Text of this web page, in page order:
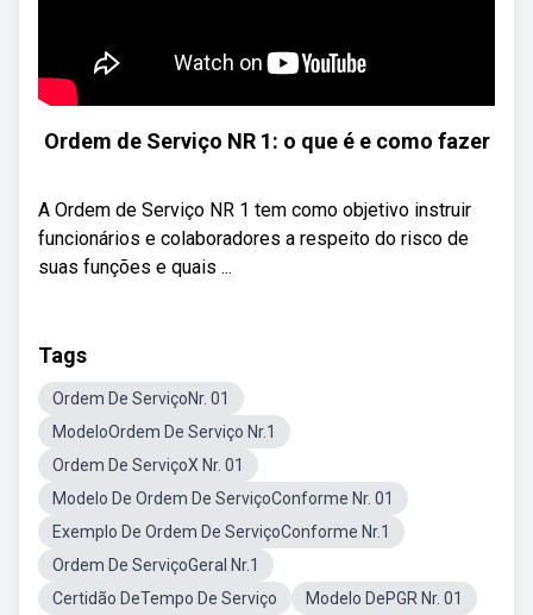
Ordem de Serviço NR 1: o que é e como fazer
A Ordem de Serviço NR 1 tem como objetivo instruir
funcionários e colaboradores a respeito do risco de
suas funções e quais ...
Tags
Ordem De ServiçoNr. 01
ModeloOrdem De Serviço Nr.1
Ordem De ServiçoX Nr. 01
Modelo De Ordem De ServiçoConforme Nr. 01
Exemplo De Ordem De ServiçoConforme Nr.1
Ordem De ServiçoGeral Nr.1
Certidão DeTempo De Serviço
Modelo DePGR Nr. 01